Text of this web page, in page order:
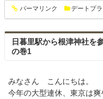
entry1505
パーマリンク デートプ
日暮里駅から根津神社を
の巻1
みなさん こんにちは。
今年の大型連休、東京は